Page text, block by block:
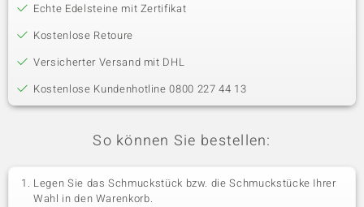
Echte Edelsteine mit Zertifikat
Kostenlose Retoure
Versicherter Versand mit DHL
Kostenlose Kundenhotline 0800 227 44 13
So können Sie bestellen:
Legen Sie das Schmuckstück bzw. die Schmuckstücke Ihrer
Wahl in den Warenkorb.